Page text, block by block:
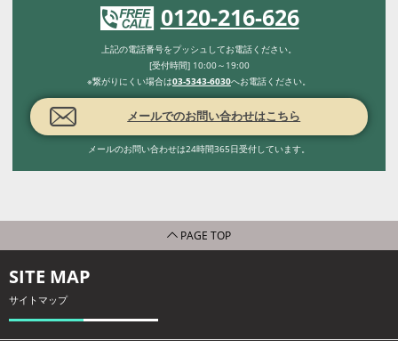
0120-216-626
上記の電話番号をプッシュしてお電話ください。
[受付時間] 10:00～19:00
※繋がりにくい場合は03-5343-6030へお電話ください。
メールでのお問い合わせはこちら
メールのお問い合わせは24時間365日受付しています。
PAGE TOP
SITE MAP
サイトマップ